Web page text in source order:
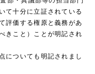
て十分に立証されている
評価する権原と義務があ
きこと）ことが明記され
についても明記されまし